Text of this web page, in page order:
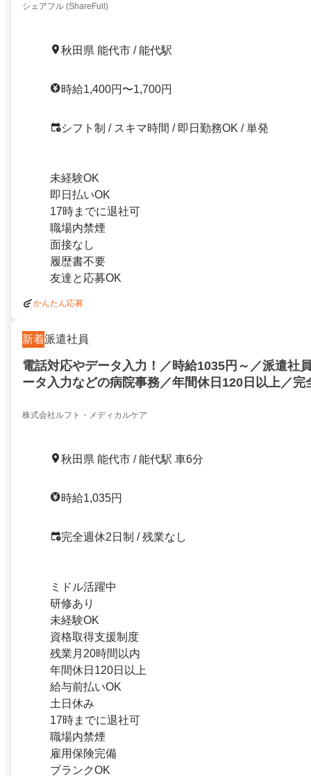
シェアフル (ShareFull)
秋田県 能代市 / 能代駅
時給1,400円〜1,700円
シフト制 / スキマ時間 / 即日勤務OK / 単発
未経験OK
即日払いOK
17時までに退社可
職場内禁煙
面接なし
履歴書不要
友達と応募OK
かんたん応募
新着派遣社員
電話対応やデータ入力！／時給1035円～／派遣社
ータ入力などの病院事務／年間休日120日以上／完
株式会社ルフト・メディカルケア
秋田県 能代市 / 能代駅 車6分
時給1,035円
完全週休2日制 / 残業なし
ミドル活躍中
研修あり
未経験OK
資格取得支援制度
残業月20時間以内
年間休日120日以上
給与前払いOK
土日休み
17時までに退社可
職場内禁煙
雇用保険完備
ブランクOK